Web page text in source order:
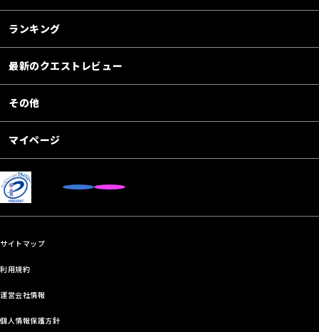
ランキング
最新のクエストレビュー
その他
マイページ
サイトマップ
利用規約
運営会社情報
個人情報保護方針